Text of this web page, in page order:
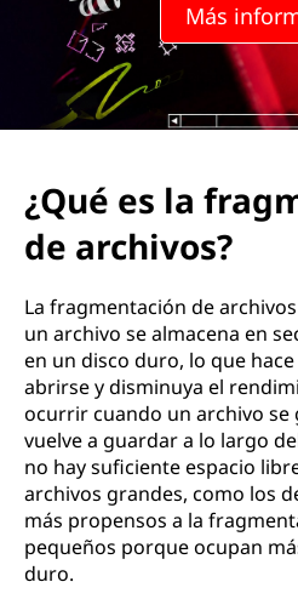
n
n
Más
¿Qué es la
de archivos?
La fragmentación de
un archivo se almacena en
en un disco duro, lo que
abrirse y disminuya el
ocurrir cuando un archivo se
vuelve a guardar a lo largo
no hay suficiente espacio
archivos grandes, como los
más propensos a la
pequeños porque ocupan
duro.